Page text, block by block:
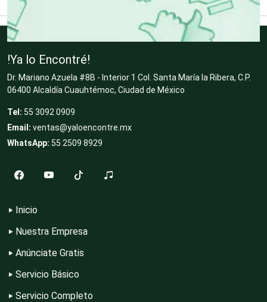
Clubes Deportivos
Cocinas Integrales
Combustibles y Lubricantes
Compresores de aire
!Ya lo Encontré!
Dr. Mariano Azuela #8B - Interior 1 Col. Santa María la Ribera, C.P.
06400 Alcaldía Cuauhtémoc, Ciudad de México
Tel: 55 3092 0909
Email: ventas@yaloencontre.mx
WhatsApp: 55 2509 8929
Inicio
Nuestra Empresa
Anúnciate Gratis
Servicio Básico
Servicio Completo